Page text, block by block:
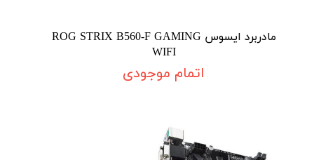
مادربرد ایسوس ROG STRIX B560-F GAMING
WIFI
اتمام موجودی